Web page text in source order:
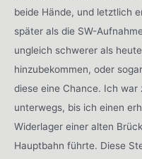
beide Hände, und letztlich
später als die SW-
ungleich schwerer als
hinzubekommen, oder
diese eine Chance. Ich war
unterwegs, bis ich einen
Widerlager einer alten
Hauptbahn führte. Diese